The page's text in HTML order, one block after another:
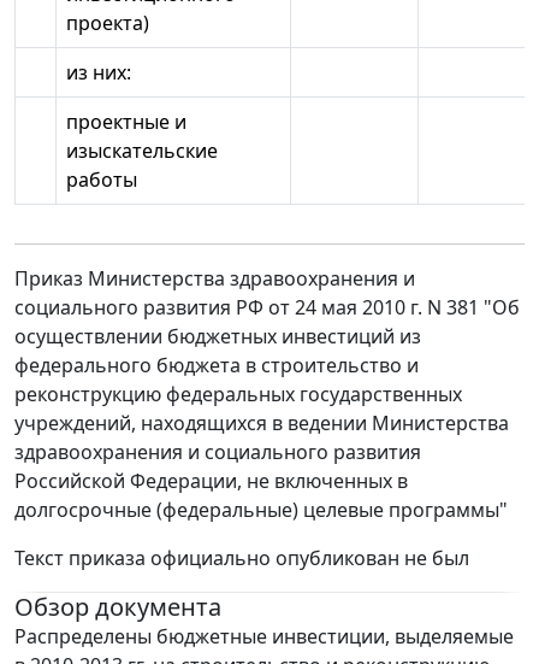
проекта)
из них:
проектные и
изыскательские
работы
Приказ Министерства здравоохранения и
социального развития РФ от 24 мая 2010 г. N 381 "Об
осуществлении бюджетных инвестиций из
федерального бюджета в строительство и
реконструкцию федеральных государственных
учреждений, находящихся в ведении Министерства
здравоохранения и социального развития
Российской Федерации, не включенных в
долгосрочные (федеральные) целевые программы"
Текст приказа официально опубликован не был
Обзор документа
Распределены бюджетные инвестиции, выделяемые